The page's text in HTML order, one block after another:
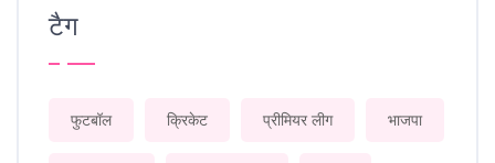
टैग
फुटबॉल क्रिकेट प्रीमियर लीग भाजपा